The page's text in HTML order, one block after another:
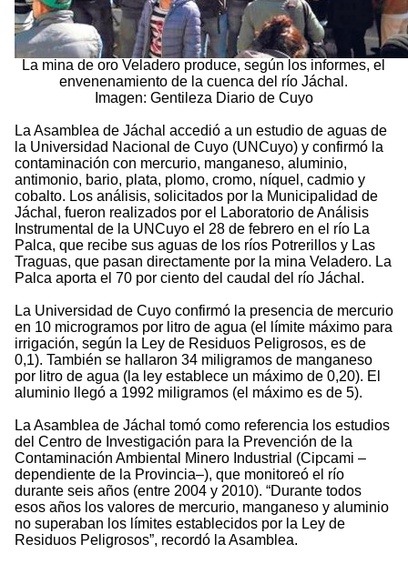
La mina de oro Veladero produce, según los informes, el
envenenamiento de la cuenca del río Jáchal.
Imagen: Gentileza Diario de Cuyo
La Asamblea de Jáchal accedió a un estudio de aguas de
la Universidad Nacional de Cuyo (UNCuyo) y confirmó la
contaminación con mercurio, manganeso, aluminio,
antimonio, bario, plata, plomo, cromo, níquel, cadmio y
cobalto. Los análisis, solicitados por la Municipalidad de
Jáchal, fueron realizados por el Laboratorio de Análisis
Instrumental de la UNCuyo el 28 de febrero en el río La
Palca, que recibe sus aguas de los ríos Potrerillos y Las
Traguas, que pasan directamente por la mina Veladero. La
Palca aporta el 70 por ciento del caudal del río Jáchal.
La Universidad de Cuyo confirmó la presencia de mercurio
en 10 microgramos por litro de agua (el límite máximo para
irrigación, según la Ley de Residuos Peligrosos, es de
0,1). También se hallaron 34 miligramos de manganeso
por litro de agua (la ley establece un máximo de 0,20). El
aluminio llegó a 1992 miligramos (el máximo es de 5).
La Asamblea de Jáchal tomó como referencia los estudios
del Centro de Investigación para la Prevención de la
Contaminación Ambiental Minero Industrial (Cipcami –
dependiente de la Provincia–), que monitoreó el río
durante seis años (entre 2004 y 2010). “Durante todos
esos años los valores de mercurio, manganeso y aluminio
no superaban los límites establecidos por la Ley de
Residuos Peligrosos”, recordó la Asamblea.